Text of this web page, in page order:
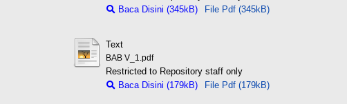
Baca Disini (345kB)
File Pdf (345kB)
Text
BAB V_1.pdf
Restricted to Repository staff only
Baca Disini (179kB)
File Pdf (179kB)